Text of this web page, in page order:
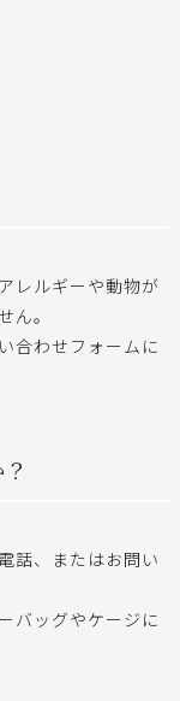
レルギーや動物が
ん。
合わせフォームに
話、またはお問い
バッグやケージに